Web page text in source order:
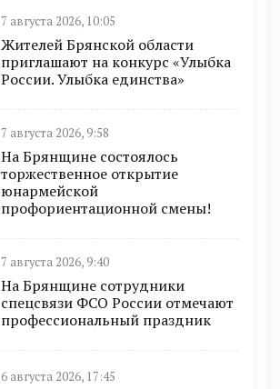
7 августа 2026, 10:05
Жителей Брянской области
приглашают на конкурс «Улыбка
России. Улыбка единства»
7 августа 2026, 9:58
На Брянщине состоялось
торжественное открытие
юнармейской
профориентационной смены!
7 августа 2026, 9:40
На Брянщине сотрудники
спецсвязи ФСО России отмечают
профессиональный праздник
6 августа 2026, 17:45